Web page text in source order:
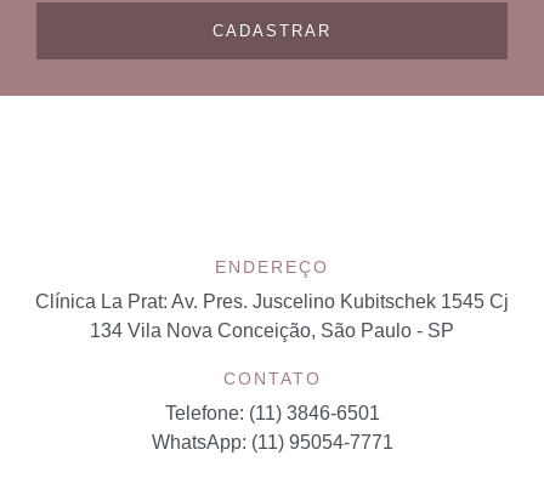
CADASTRAR
ENDEREÇO
Clínica La Prat: Av. Pres. Juscelino Kubitschek 1545 Cj
134 Vila Nova Conceição, São Paulo - SP
CONTATO
Telefone: (11) 3846-6501
WhatsApp: (11) 95054-7771